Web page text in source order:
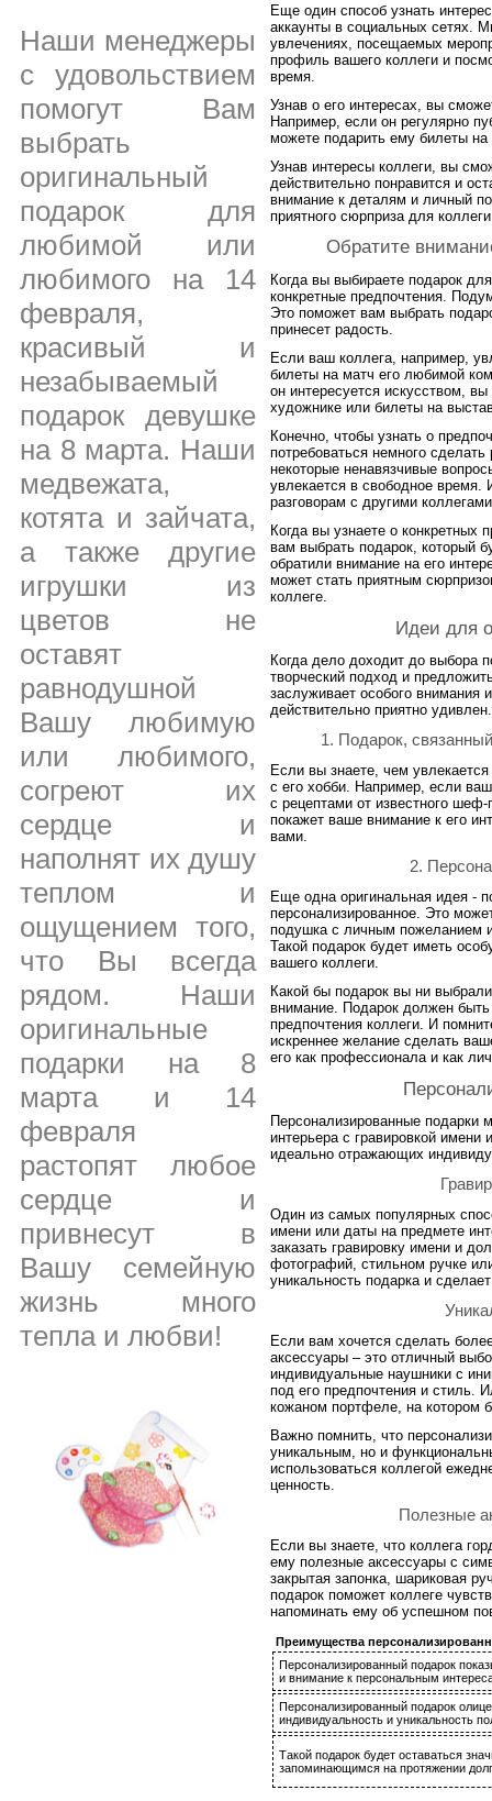
Наши менеджеры
с удовольствием
помогут Вам
выбрать
оригинальный
подарок для
любимой или
любимого на 14
февраля,
красивый и
незабываемый
подарок девушке
на 8 марта. Наши
медвежата,
котята и зайчата,
а также другие
игрушки из
цветов не
оставят
равнодушной
Вашу любимую
или любимого,
согреют их
сердце и
наполнят их душу
теплом и
ощущением того,
что Вы всегда
рядом. Наши
оригинальные
подарки на 8
марта и 14
февраля
растопят любое
сердце и
привнесут в
Вашу семейную
жизнь много
тепла и любви!
Еще один способ узнать
аккаунты в социальных сетях.
увлечениях, посещаемых
профиль вашего коллеги и
время.
Узнав о его интересах, вы
Например, если он регулярно
можете подарить ему билеты
Узнав интересы коллеги, вы
действительно понравится и
внимание к деталям и личный
приятного сюрприза для
Обратите
Когда вы выбираете подарок
конкретные предпочтения.
Это поможет вам выбрать
принесет радость.
Если ваш коллега, например,
билеты на матч его любимой
он интересуется искусством,
художнике или билеты на
Конечно, чтобы узнать о
потребоваться немного
некоторые ненавязчивые
увлекается в свободное время.
разговорам с другими
Когда вы узнаете о конкретных
вам выбрать подарок, который
обратили внимание на его
может стать приятным
коллеге.
Идеи для
Когда дело доходит до выбора
творческий подход и
заслуживает особого внимания
действительно приятно удивлен.
1. Подарок,
Если вы знаете, чем
с его хобби. Например, если
с рецептами от известного
покажет ваше внимание к его
вами.
2.
Еще одна оригинальная идея -
персонализированное. Это
подушка с личным пожеланием
Такой подарок будет иметь
вашего коллеги.
Какой бы подарок вы ни
внимание. Подарок должен
предпочтения коллеги. И
искреннее желание сделать
его как профессионала и как
Персонализированные подарки
интерьера с гравировкой
идеально отражающих
Один из самых популярных
имени или даты на предмете
заказать гравировку имени и
фотографий, стильном ручке
уникальность подарка и
Если вам хочется сделать
аксессуары – это отличный
индивидуальные наушники с
под его предпочтения и стиль.
кожаном портфеле, на котором
Важно помнить, что
уникальным, но и
использоваться коллегой
ценность.
Полезные
Если вы знаете, что коллега
ему полезные аксессуары с
закрытая запонка, шариковая
подарок поможет коллеге
напоминать ему об успешном
Преимущества
Персонализированный подарок
и внимание к персональным
Персонализированный подарок
индивидуальность и уникальность
Такой подарок будет оставаться
запоминающимся на протяжении